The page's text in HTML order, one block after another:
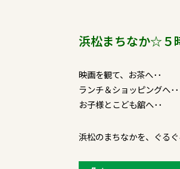
浜松まちなか☆５
映画を観て、お茶へ･･
ランチ＆ショッピングへ･･
お子様とこども舘へ･･
浜松のまちなかを、ぐる